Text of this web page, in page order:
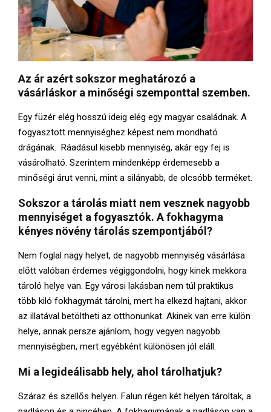
Az ár azért sokszor meghatározó a
vásárláskor a minőségi szemponttal szemben.
Egy füzér elég hosszú ideig elég egy magyar családnak. A
fogyasztott mennyiséghez képest nem mondható
drágának. Ráadásul kisebb mennyiség, akár egy fej is
vásárolható. Szerintem mindenképp érdemesebb a
minőségi árut venni, mint a silányabb, de olcsóbb terméket.
Sokszor a tárolás miatt nem vesznek nagyobb
mennyiséget a fogyasztók. A fokhagyma
kényes növény tárolás szempontjából?
Nem foglal nagy helyet, de nagyobb mennyiség vásárlása
előtt valóban érdemes végiggondolni, hogy kinek mekkora
tároló helye van. Egy városi lakásban nem túl praktikus
több kiló fokhagymát tárolni, mert ha elkezd hajtani, akkor
az illatával betöltheti az otthonunkat. Akinek van erre külön
helye, annak persze ajánlom, hogy vegyen nagyobb
mennyiségben, mert egyébként különösen jól eláll.
Mi a legideálisabb hely, ahol tárolhatjuk?
Száraz és szellős helyen. Falun régen két helyen tároltak, a